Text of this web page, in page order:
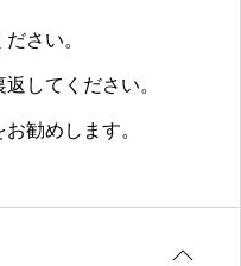
さい。
してください。
勧めします。